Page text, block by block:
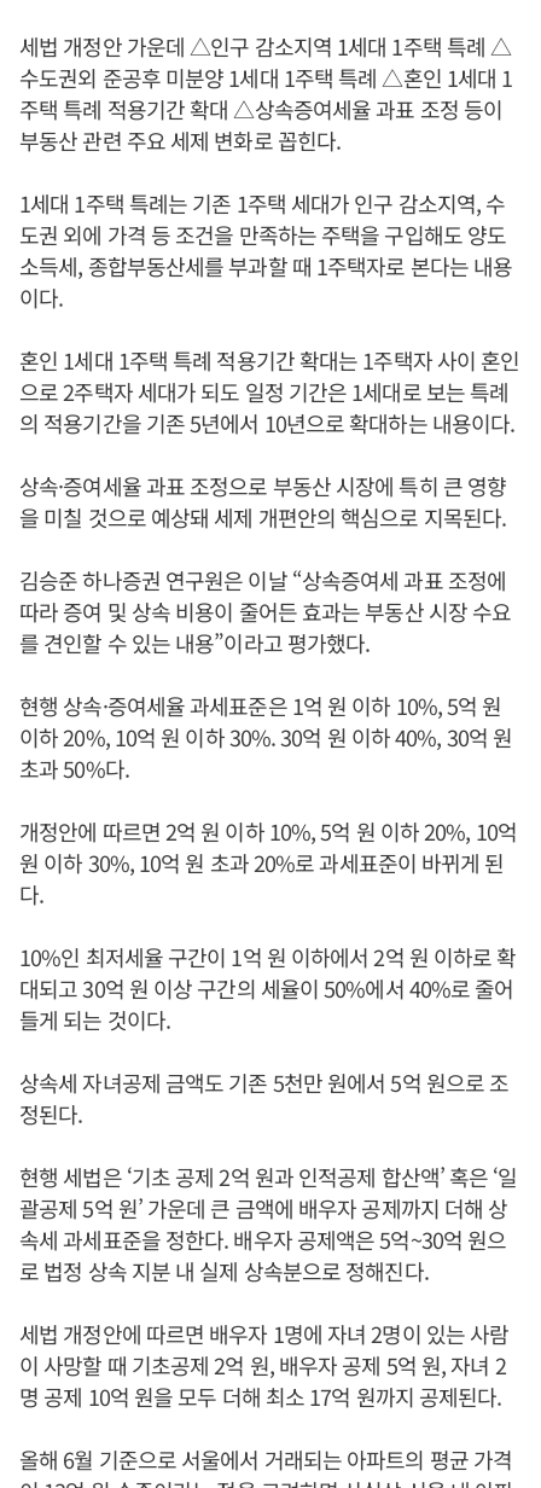
세법 개정안 가운데 △인구 감소지역 1세대 1주택 특례 △
수도권외 준공후 미분양 1세대 1주택 특례 △혼인 1세대 1
주택 특례 적용기간 확대 △상속증여세율 과표 조정 등이
부동산 관련 주요 세제 변화로 꼽힌다.
1세대 1주택 특례는 기존 1주택 세대가 인구 감소지역, 수
도권 외에 가격 등 조건을 만족하는 주택을 구입해도 양도
소득세, 종합부동산세를 부과할 때 1주택자로 본다는 내용
이다.
혼인 1세대 1주택 특례 적용기간 확대는 1주택자 사이 혼인
으로 2주택자 세대가 되도 일정 기간은 1세대로 보는 특례
의 적용기간을 기존 5년에서 10년으로 확대하는 내용이다.
상속·증여세율 과표 조정으로 부동산 시장에 특히 큰 영향
을 미칠 것으로 예상돼 세제 개편안의 핵심으로 지목된다.
김승준 하나증권 연구원은 이날 “상속증여세 과표 조정에
따라 증여 및 상속 비용이 줄어든 효과는 부동산 시장 수요
를 견인할 수 있는 내용”이라고 평가했다.
현행 상속·증여세율 과세표준은 1억 원 이하 10%, 5억 원
이하 20%, 10억 원 이하 30%. 30억 원 이하 40%, 30억 원
초과 50%다.
개정안에 따르면 2억 원 이하 10%, 5억 원 이하 20%, 10억
원 이하 30%, 10억 원 초과 20%로 과세표준이 바뀌게 된
다.
10%인 최저세율 구간이 1억 원 이하에서 2억 원 이하로 확
대되고 30억 원 이상 구간의 세율이 50%에서 40%로 줄어
들게 되는 것이다.
상속세 자녀공제 금액도 기존 5천만 원에서 5억 원으로 조
정된다.
현행 세법은 ‘기초 공제 2억 원과 인적공제 합산액’ 혹은 ‘일
괄공제 5억 원’ 가운데 큰 금액에 배우자 공제까지 더해 상
속세 과세표준을 정한다. 배우자 공제액은 5억~30억 원으
로 법정 상속 지분 내 실제 상속분으로 정해진다.
세법 개정안에 따르면 배우자 1명에 자녀 2명이 있는 사람
이 사망할 때 기초공제 2억 원, 배우자 공제 5억 원, 자녀 2
명 공제 10억 원을 모두 더해 최소 17억 원까지 공제된다.
올해 6월 기준으로 서울에서 거래되는 아파트의 평균 가격